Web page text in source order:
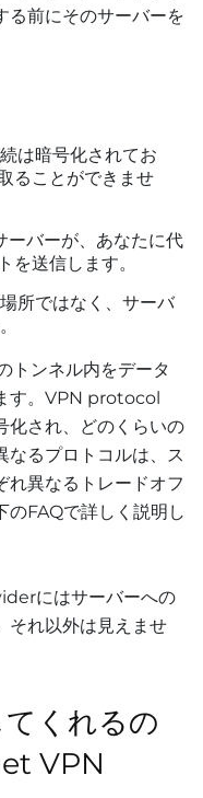
る前にそのサーバーを
は暗号化されてお
ることができませ
ーバーが、あなたに代
を送信します。
所ではなく、サーバ
トンネル内をデータ
す。VPN protocol
化され、どのくらいの
なるプロトコルは、ス
れ異なるトレードオフ
のFAQで詳しく説明し
にはサーバーへの
それ以外は見えませ
くれるの
VPN